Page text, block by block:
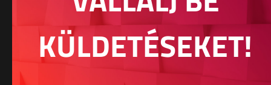
KÜLDETÉSEKET!